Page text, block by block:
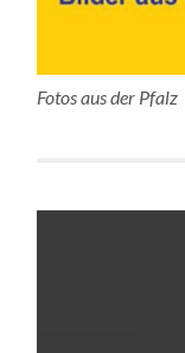
Fotos aus der Pfalz